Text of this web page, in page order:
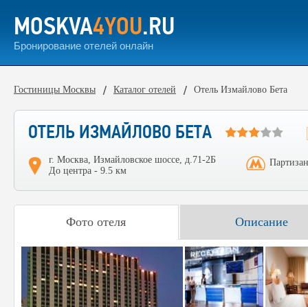
MOSKVA4YOU.RU
Бронирование отелей онлайн
Гостиницы Москвы Каталог отелей Отель Измайлово Бета
ОТЕЛЬ ИЗМАЙЛОВО БЕТА
г. Москва, Измайловское шоссе, д.71-2Б
До центра - 9.5 км
Фото отеля Описание